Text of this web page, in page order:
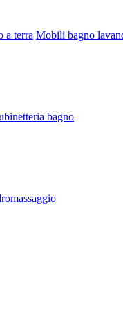
a terra Mobili bagno
bagno